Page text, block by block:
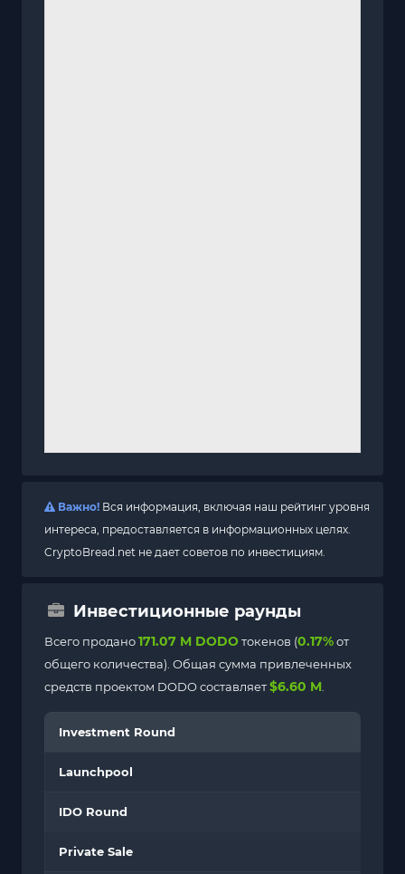
Важно! Вся информация, включая наш рейтинг уровня
интереса, предоставляется в информационных целях.
CryptoBread.net не дает советов по инвестициям.
Инвестиционные раунды
Всего продано171.07 M DODOтокенов (0.17%от
общего количества). Общая сумма привлеченных
средств проектом DODO составляет$6.60 M
Investment Round
Launchpool
IDO Round
Private Sale